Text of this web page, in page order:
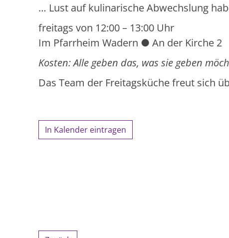
… Lust auf kulinarische Abwechslung
freitags von 12:00 – 13:00 Uhr
Im Pfarrheim Wadern ● An der Kirche 2
Kosten: Alle geben das, was sie geben
Das Team der Freitagsküche freut sich
In Kalender eintragen